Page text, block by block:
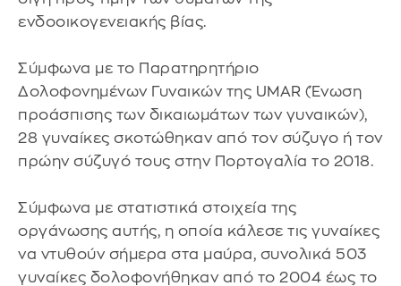
ενδοοικογενειακής βίας.
Σύμφωνα με το Παρατηρητήριο
Δολοφονημένων Γυναικών της UMAR (Ένωση
προάσπισης των δικαιωμάτων των γυναικών),
28 γυναίκες σκοτώθηκαν από τον σύζυγο ή τον
πρώην σύζυγό τους στην Πορτογαλία το 2018.
Σύμφωνα με στατιστικά στοιχεία της
οργάνωσης αυτής, η οποία κάλεσε τις γυναίκες
να ντυθούν σήμερα στα μαύρα, συνολικά 503
γυναίκες δολοφονήθηκαν από το 2004 έως το